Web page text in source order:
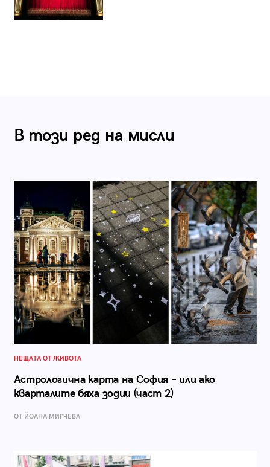
В този ред на мисли
НЕЩАТА ОТ ЖИВОТА
Астрологична карта на София – или ако
кварталите бяха зодии (част 2)
ОТ ЙОАНА МИРЧЕВА